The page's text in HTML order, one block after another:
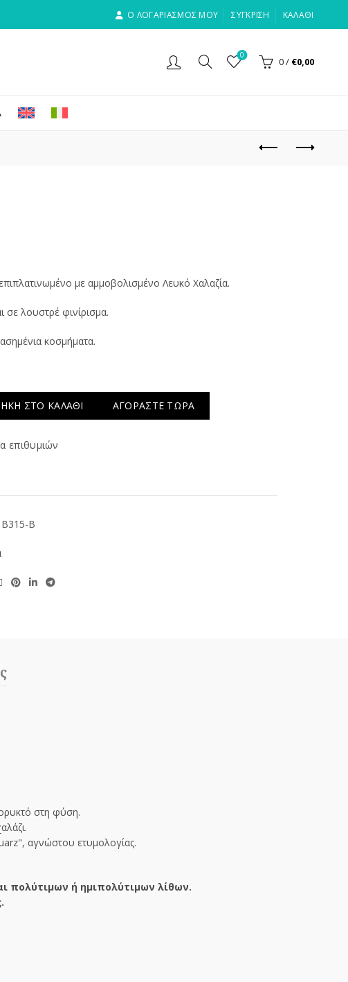
Ο ΛΟΓΑΡΙΑΣΜΟΣ ΜΟΥ ΣΎΓΚΡΙΣΗ ΚΑΛΆΘΙ
0
0/ €0,00
με αμμοβολισμένο Λευκό Χαλαζία.
σε λουστρέ φινίρισμα.
κοσμήματα.
ΣΤΟ ΚΑΛΆΘΙ ΑΓΟΡΆΣΤΕ ΤΏΡΑ
επιθυμιών
B315-B
στη φύση.
αγνώστου ετυμολογίας.
πολύτιμων ή ημιπολύτιμων λίθων.